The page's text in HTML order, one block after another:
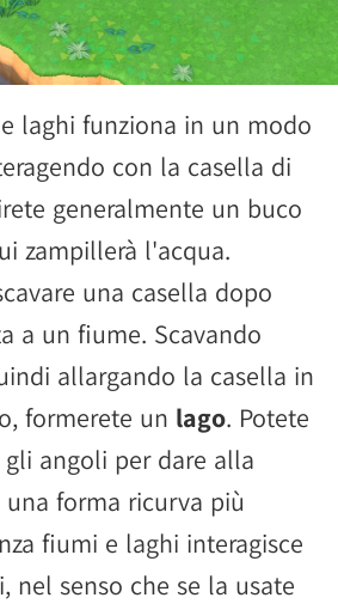
laghi funziona in un modo
con la casella di
generalmente un buco
zampillerà l'acqua.
una casella dopo
a un fiume. Scavando
allargando la casella in
formerete un lago. Potete
gli angoli per dare alla
una forma ricurva più
fiumi e laghi interagisce
nel senso che se la usate